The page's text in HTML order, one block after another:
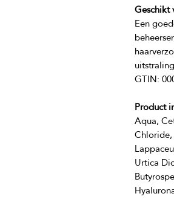
Geschikt
Een
Product
Aqua,
Urtica